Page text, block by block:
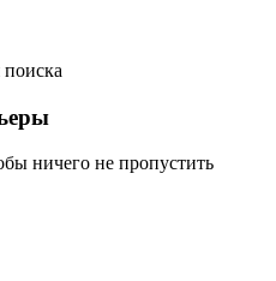
ничего не пропустить